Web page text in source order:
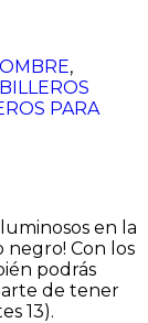
,
PARA
en la
negro! Con los
podrás
de tener
13).